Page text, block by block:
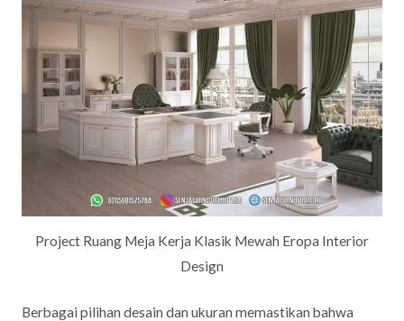
Project Ruang Meja Kerja Klasik Mewah Eropa Interior
Design
Berbagai pilihan desain dan ukuran memastikan bahwa